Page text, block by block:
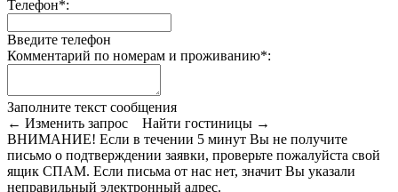
Телефон*:
Введите телефон
Комментарий по номерам и проживанию*:
Заполните текст сообщения
← Изменить запрос
Найти гостиницы →
ВНИМАНИЕ! Если в течении 5 минут Вы не получите
письмо о подтверждении заявки, проверьте пожалуйста свой
ящик СПАМ. Если письма от нас нет, значит Вы указали
неправильный электронный адрес.